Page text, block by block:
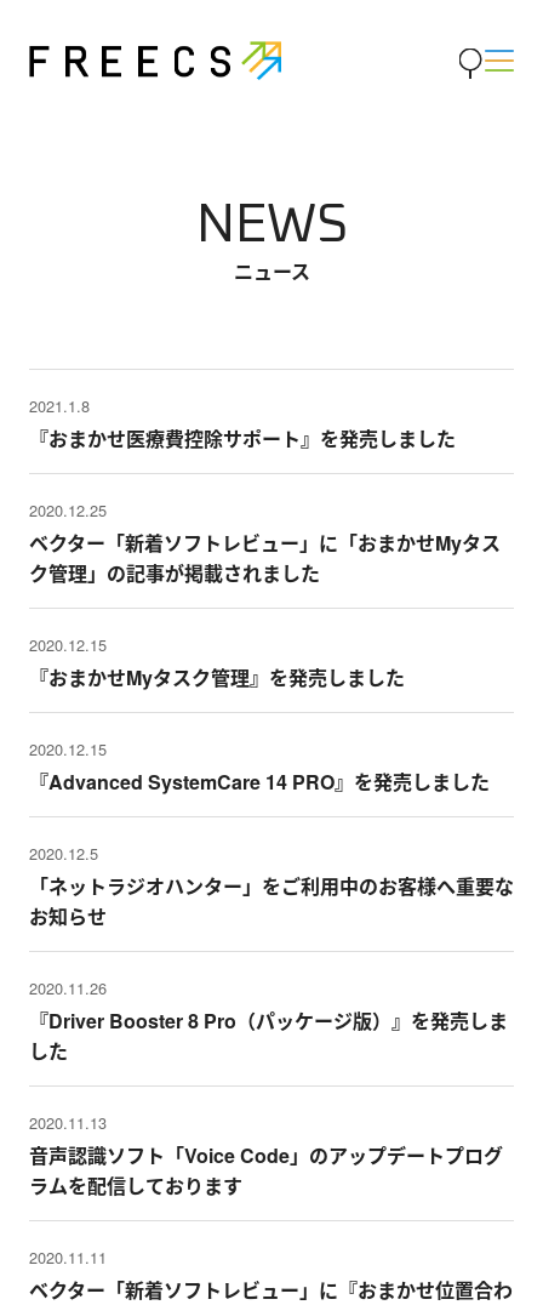
ニュース
NEWS
2021.1.8
『おまかせ医療費控除サポート』を発売しました
2020.12.25
ベクター「新着ソフトレビュー」に「おまかせMyタス
ク管理」の記事が掲載されました
2020.12.15
『おまかせMyタスク管理』を発売しました
2020.12.15
『Advanced SystemCare 14 PRO』を発売しました
2020.12.5
「ネットラジオハンター」をご利用中のお客様へ重要な
お知らせ
2020.11.26
『Driver Booster 8 Pro（パッケージ版）』を発売しま
した
2020.11.13
音声認識ソフト「Voice Code」のアップデートプログ
ラムを配信しております
2020.11.11
ベクター「新着ソフトレビュー」に『おまかせ位置合わ